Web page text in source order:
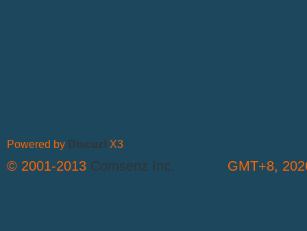
GMT+8,
Powered by Discuz! X3
© 2001-2013 Comsenz Inc.